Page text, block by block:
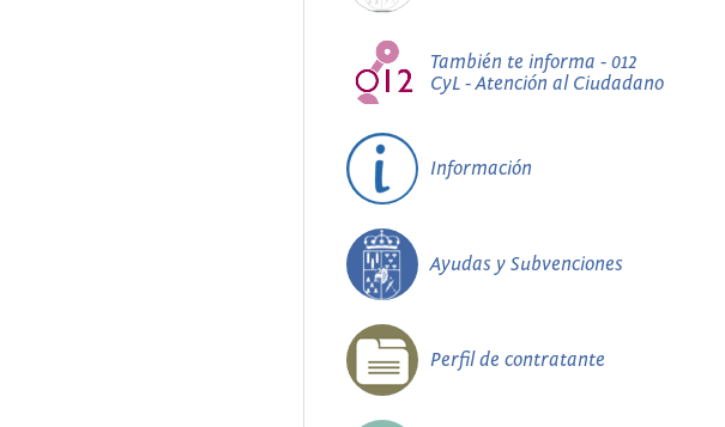
También te informa - 012
CyL - Atención al Ciudadano
Información
Ayudas y Subvenciones
Perfil de contratante